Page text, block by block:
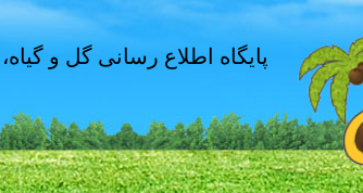
پایگاه اطلاع رسانی گل و